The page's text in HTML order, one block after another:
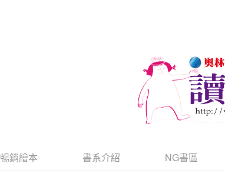
暢銷繪本 書系介紹 NG書區